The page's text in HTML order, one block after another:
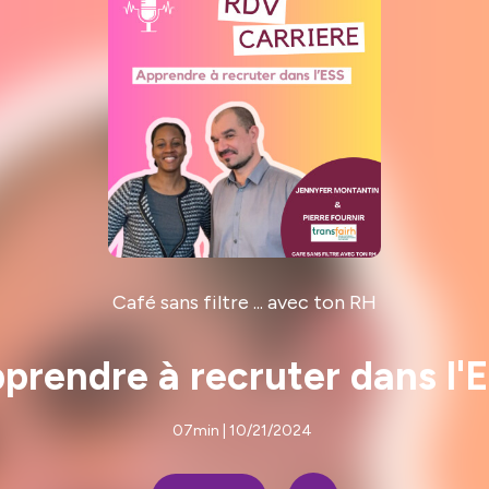
Café sans filtre ... avec ton RH
à recruter dans
07min | 10/21/2024